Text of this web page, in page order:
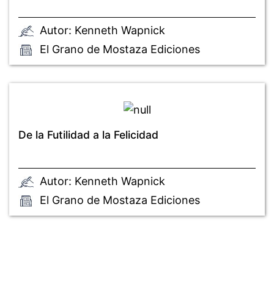
Autor: Kenneth Wapnick
El Grano de Mostaza Ediciones
De la Futilidad a la Felicidad
Autor: Kenneth Wapnick
El Grano de Mostaza Ediciones